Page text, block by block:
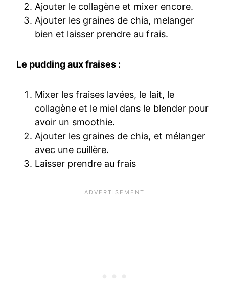
Ajouter le collagène et mixer encore.
Ajouter les graines de chia, melanger
bien et laisser prendre au frais.
Le pudding aux fraises :
Mixer les fraises lavées, le lait, le
collagène et le miel dans le blender pour
avoir un smoothie.
Ajouter les graines de chia, et mélanger
avec une cuillère.
Laisser prendre au frais